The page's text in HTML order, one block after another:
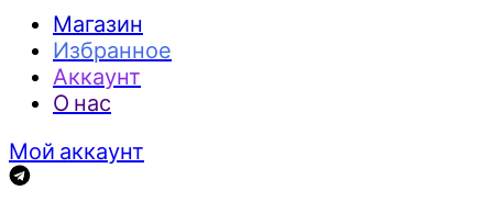
Магазин
Избранное
Аккаунт
О нас
Мой аккаунт